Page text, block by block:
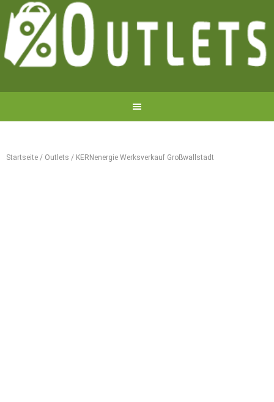
Startseite / Outlets / KERNenergie Werksverkauf Großwallstadt